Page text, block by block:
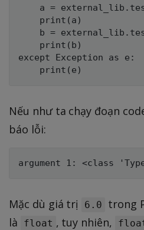
a =
    print(a)
b =
    print(b)
except Exception as e:
Nếu như ta chạy đoạn
báo lỗi:
Mặc dù giá trị 6.0
trong
là
float , tuy nhiên,